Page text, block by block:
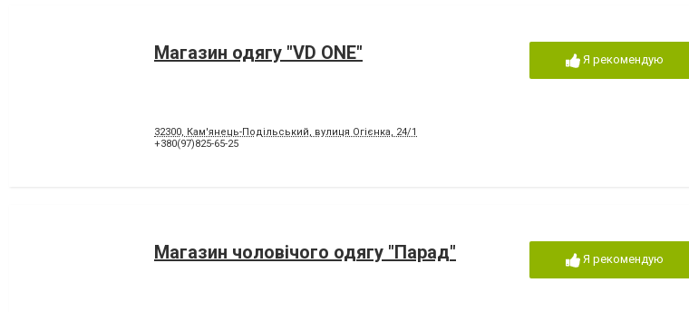
Магазин одягу "VD ONE"
32300, Кам'янець-Подільський, вулиця Огієнка, 24/1
+380(97)825-65-25
Я рекомендую
Магазин чоловічого одягу "Парад" Я рекомендую